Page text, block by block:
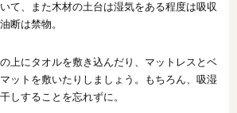
て、また木材の土台は湿気をある程度は吸収
断は禁物。
上にタオルを敷き込んだり、マットレスとベ
ットを敷いたりしましょう。もちろん、吸湿
しすることを忘れずに。